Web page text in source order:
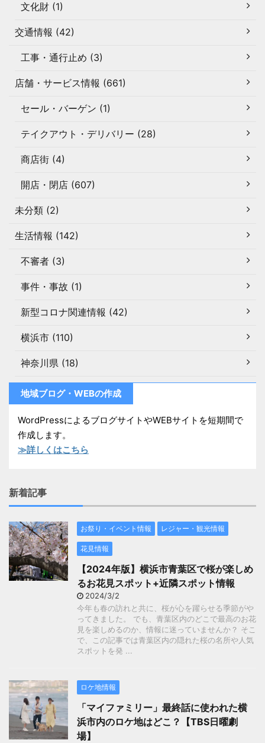
文化財 (1)
交通情報 (42)
工事・通行止め (3)
店舗・サービス情報 (661)
セール・バーゲン (1)
テイクアウト・デリバリー (28)
商店街 (4)
開店・閉店 (607)
未分類 (2)
生活情報 (142)
不審者 (3)
事件・事故 (1)
新型コロナ関連情報 (42)
横浜市 (110)
神奈川県 (18)
地域ブログ・WEBの作成
WordPressによるブログサイトやWEBサイトを短期間で
作成します。
≫詳しくはこちら
新着記事
お祭り・イベント情報 レジャー・観光情報
花見情報
【2024年版】横浜市青葉区で桜が楽しめ
るお花見スポット+近隣スポット情報
2024/3/2
今年も春の訪れと共に、桜が心を躍らせる季節がや
ってきました。 でも、青葉区内のどこで最高のお花
見を楽しめるのか、情報に迷っていませんか？ そこ
で、この記事では青葉区内の隠れた桜の名所や人気
スポットを発 ...
ロケ地情報
「マイファミリー」最終話に使われた横
浜市内のロケ地はどこ？【TBS日曜劇
場】